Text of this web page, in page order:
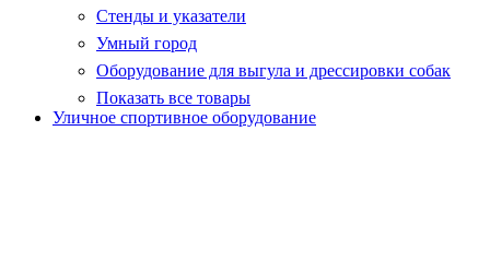
Стенды и указатели
Умный город
Оборудование для выгула и дрессировки собак
Показать все товары
Уличное спортивное оборудование